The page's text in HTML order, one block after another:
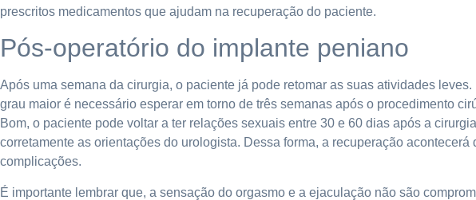
prescritos medicamentos que ajudam na recuperação do paciente.
Pós-operatório do implante peniano
Após uma semana da cirurgia, o paciente já pode retomar as suas atividades
grau maior é necessário esperar em torno de três semanas após o procedimento
Bom, o paciente pode voltar a ter relações sexuais entre 30 e 60 dias após a
corretamente as orientações do urologista. Dessa forma, a recuperação acontecerá
complicações.
É importante lembrar que, a sensação do orgasmo e a ejaculação não são